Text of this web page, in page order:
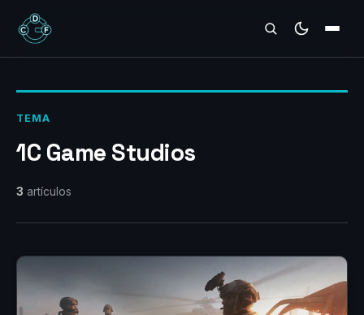
REVIEWS
TEMA
1C Game Studios
3 artículos